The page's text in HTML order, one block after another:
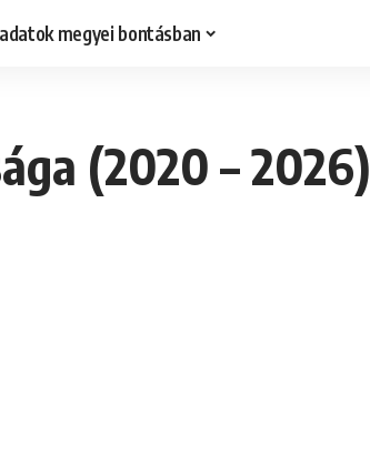
megyei bontásban
(2020 – 2026)